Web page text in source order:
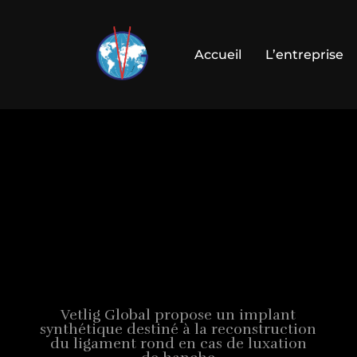
Accueil L’entreprise
Vetlig Global propose un implant
synthétique destiné à la reconstruction
du ligament rond en cas de luxation